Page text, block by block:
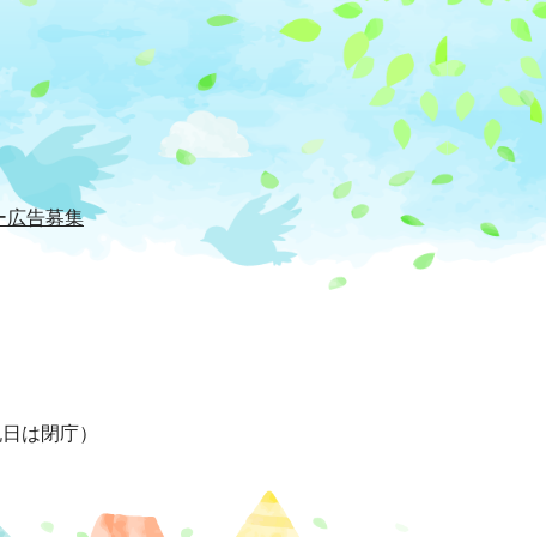
広告募集
は閉庁）